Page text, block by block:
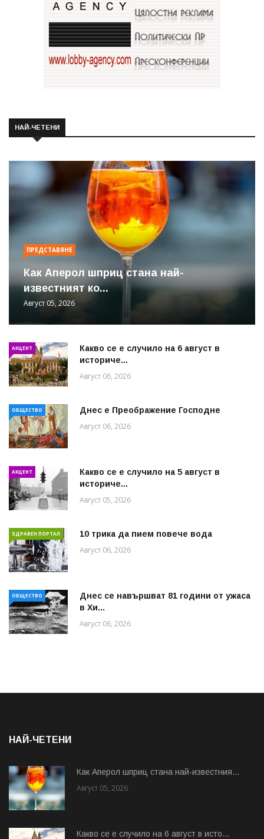
НАЙ-ЧЕТЕНИ
ПРЕДСТАВЯНЕ
Как Аперол шприц стана най-
известният ко...
Август 05, 2026
АКЦЕНТ
Какво се е случило на 6 август в
историче...
Август 06, 2026
ОБЩЕСТВО Днес е Преображение Господне
Август 06, 2026
АКЦЕНТ
Какво се е случило на 5 август в
историче...
Август 05, 2026
ЗДРАВЕН ПОРТАЛ 10 трика да пием повече вода
Август 06, 2026
ОБЩЕСТВО
Днес се навършват 81 години от ужаса
в Хи...
Август 06, 2026
НАЙ-ЧЕТЕНИ
Как Аперол шприц стана най-известния...
Август 05, 2026
Какво се е случило на 6 август в исто...